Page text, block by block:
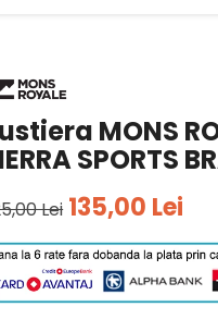
MONS
SPORTS
Lei 135,00 Lei